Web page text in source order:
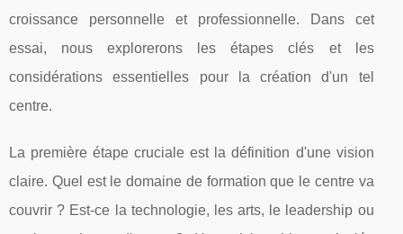
croissance personnelle et professionnelle. Dans cet
essai, nous explorerons les étapes clés et les
considérations essentielles pour la création d'un tel
centre.
La première étape cruciale est la définition d'une vision
claire. Quel est le domaine de formation que le centre va
couvrir ? Est-ce la technologie, les arts, le leadership ou